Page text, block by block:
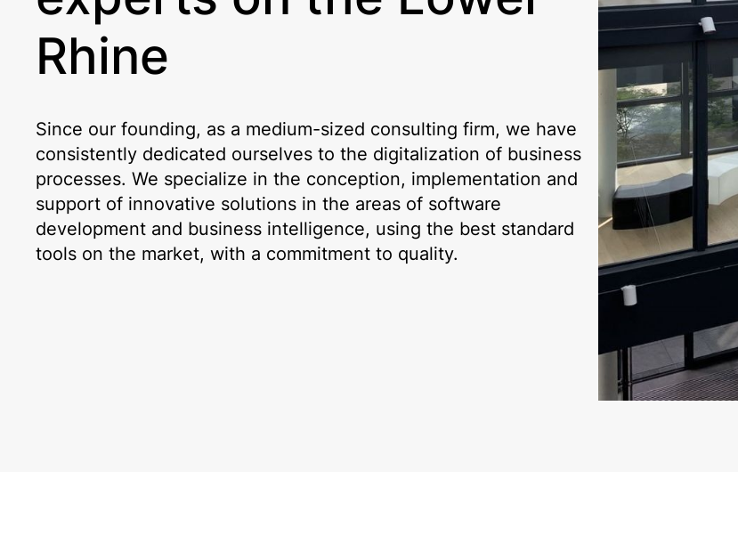
Rhine
Since our founding, as a medium-sized consulting firm, we have
consistently dedicated ourselves to the digitalization of business
processes. We specialize in the conception, implementation and
support of innovative solutions in the areas of software
development and business intelligence, using the best standard
tools on the market, with a commitment to quality.